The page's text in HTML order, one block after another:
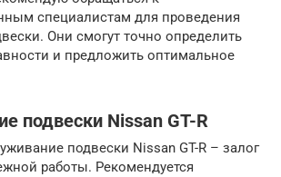
специалистам для проведения
Они смогут точно определить
и предложить оптимальное
подвески Nissan GT-R
подвески Nissan GT-R – залог
работы. Рекомендуется